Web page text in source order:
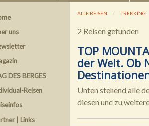
uns
DES BERGES
Reisen
| Links
ALLE REISEN TREKKING
2 Reisen gefunden
TOP
der Welt. Ob
Unten stehend alle
diesen und zu